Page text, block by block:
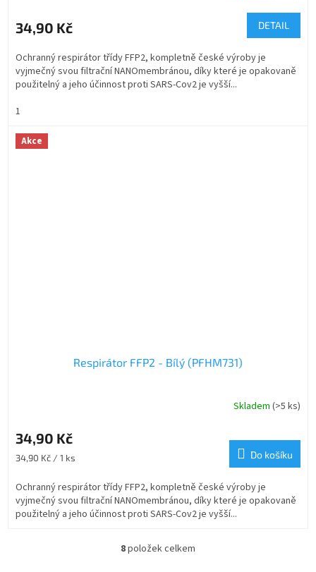
34,90 Kč DETAIL
Ochranný respirátor třídy FFP2, kompletně české výroby je
vyjmečný svou filtrační NANOmembránou, díky které je opakovaně
použitelný a jeho účinnost proti SARS-Cov2 je vyšší...
1
Akce
Respirátor FFP2 - Bílý (PFHM731)
produktu
je
5,0
5
hvězdiček.
Skladem(>5 ks)
34,90 Kč
Měrná
34,90 Kč / 1 ks Do košíku
Ochranný respirátor třídy FFP2, kompletně české výroby je
vyjmečný svou filtrační NANOmembránou, díky které je opakovaně
použitelný a jeho účinnost proti SARS-Cov2 je vyšší...
O
8položek celkem